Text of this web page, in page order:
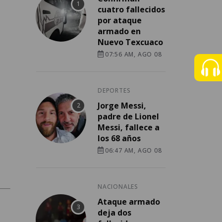
cuatro fallecidos
por ataque
armado en
Nuevo Texcuaco
07:56 AM, AGO 08
DEPORTES
Jorge Messi,
padre de Lionel
Messi, fallece a
los 68 años
06:47 AM, AGO 08
NACIONALES
Ataque armado
deja dos